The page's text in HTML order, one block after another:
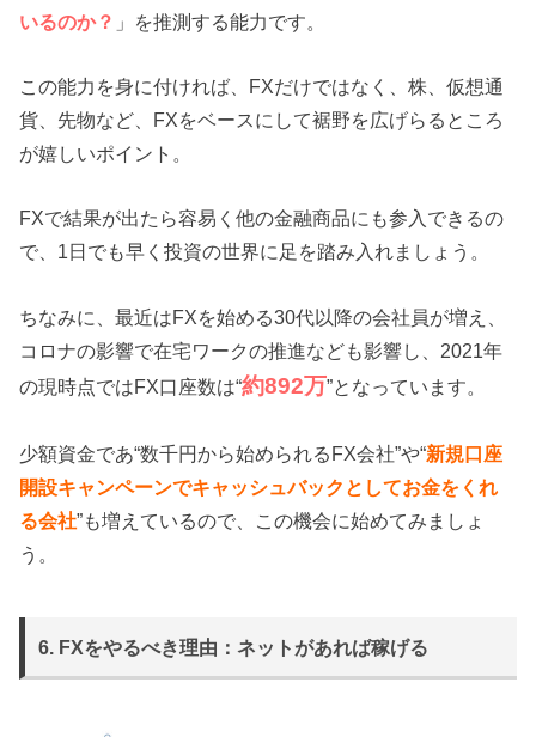
いるのか？ 」を推測する能力です。
この能力を身に付ければ、FXだけではなく、株、仮想通
貨、先物など、FXをベースにして裾野を広げらるところ
が嬉しいポイント。
FXで結果が出たら容易く他の金融商品にも参入できるの
で、1日でも早く投資の世界に足を踏み入れましょう。
ちなみに、最近はFXを始める30代以降の会社員が増え、
コロナの影響で在宅ワークの推進なども影響し、2021年
の現時点ではFX口座数は“約892万”となっています。
少額資金であ“数千円から始められるFX会社”や“新規口座
開設キャンペーンでキャッシュバックとしてお金をくれ
る会社”も増えているので、この機会に始めてみましょ
う。
6. FXをやるべき理由：ネットがあれば稼げる